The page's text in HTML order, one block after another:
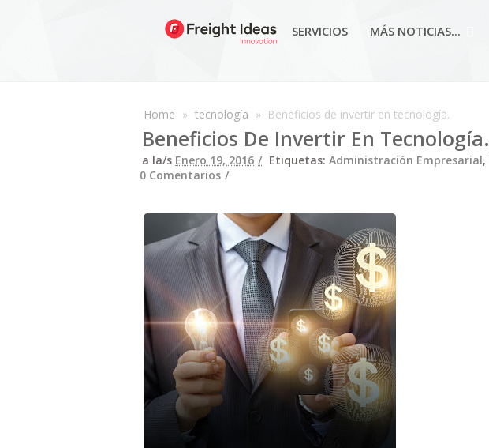
SERVICIOS MÁS NOTICIAS...
Home » tecnología » Beneficios de invertir en tecnología.
Beneficios De Invertir En Tecnología.
a la/s Enero 19, 2016 Etiquetas: Administración Empresarial,
0 Comentarios